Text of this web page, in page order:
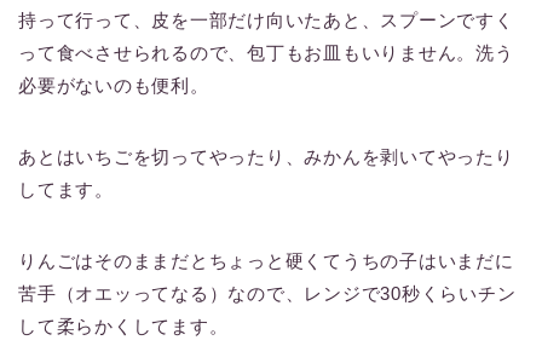
持って行って、皮を一部だけ向いたあと、スプーンですく
って食べさせられるので、包丁もお皿もいりません。洗う
必要がないのも便利。
あとはいちごを切ってやったり、みかんを剥いてやったり
してます。
りんごはそのままだとちょっと硬くてうちの子はいまだに
苦手（オエッってなる）なので、レンジで30秒くらいチン
して柔らかくしてます。